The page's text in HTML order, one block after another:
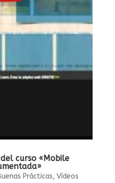
curso «Mobile
Prácticas, Vídeos